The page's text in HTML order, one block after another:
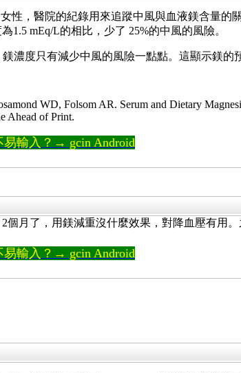
性，醫院的紀錄用來追蹤中風與血液鎂含量的
1.5 mEq/L的相比，少了 25%的中風的風險。
濃度只有減少中風的風險一點點。這顯示鎂的
WD, Folsom AR. Serum and Dietary
Ahead of Print.
易輸入？→ gcin Android
個月了，用鎂減重沒什麼效果，對降血壓有
易輸入？→ gcin Android